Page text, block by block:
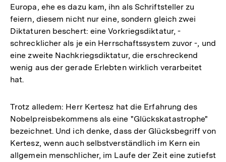
Europa, ehe es dazu kam, ihn als Schriftsteller zu
feiern, diesem nicht nur eine, sondern gleich zwei
Diktaturen beschert: eine Vorkriegsdiktatur, -
schrecklicher als je ein Herrschaftssystem zuvor -, und
eine zweite Nachkriegsdiktatur, die erschreckend
wenig aus der gerade Erlebten wirklich verarbeitet
hat.
Trotz alledem: Herr Kertesz hat die Erfahrung des
Nobelpreisbekommens als eine "Glückskatastrophe"
bezeichnet. Und ich denke, dass der Glücksbegriff von
Kertesz, wenn auch selbstverständlich im Kern ein
allgemein menschlicher, im Laufe der Zeit eine zutiefst